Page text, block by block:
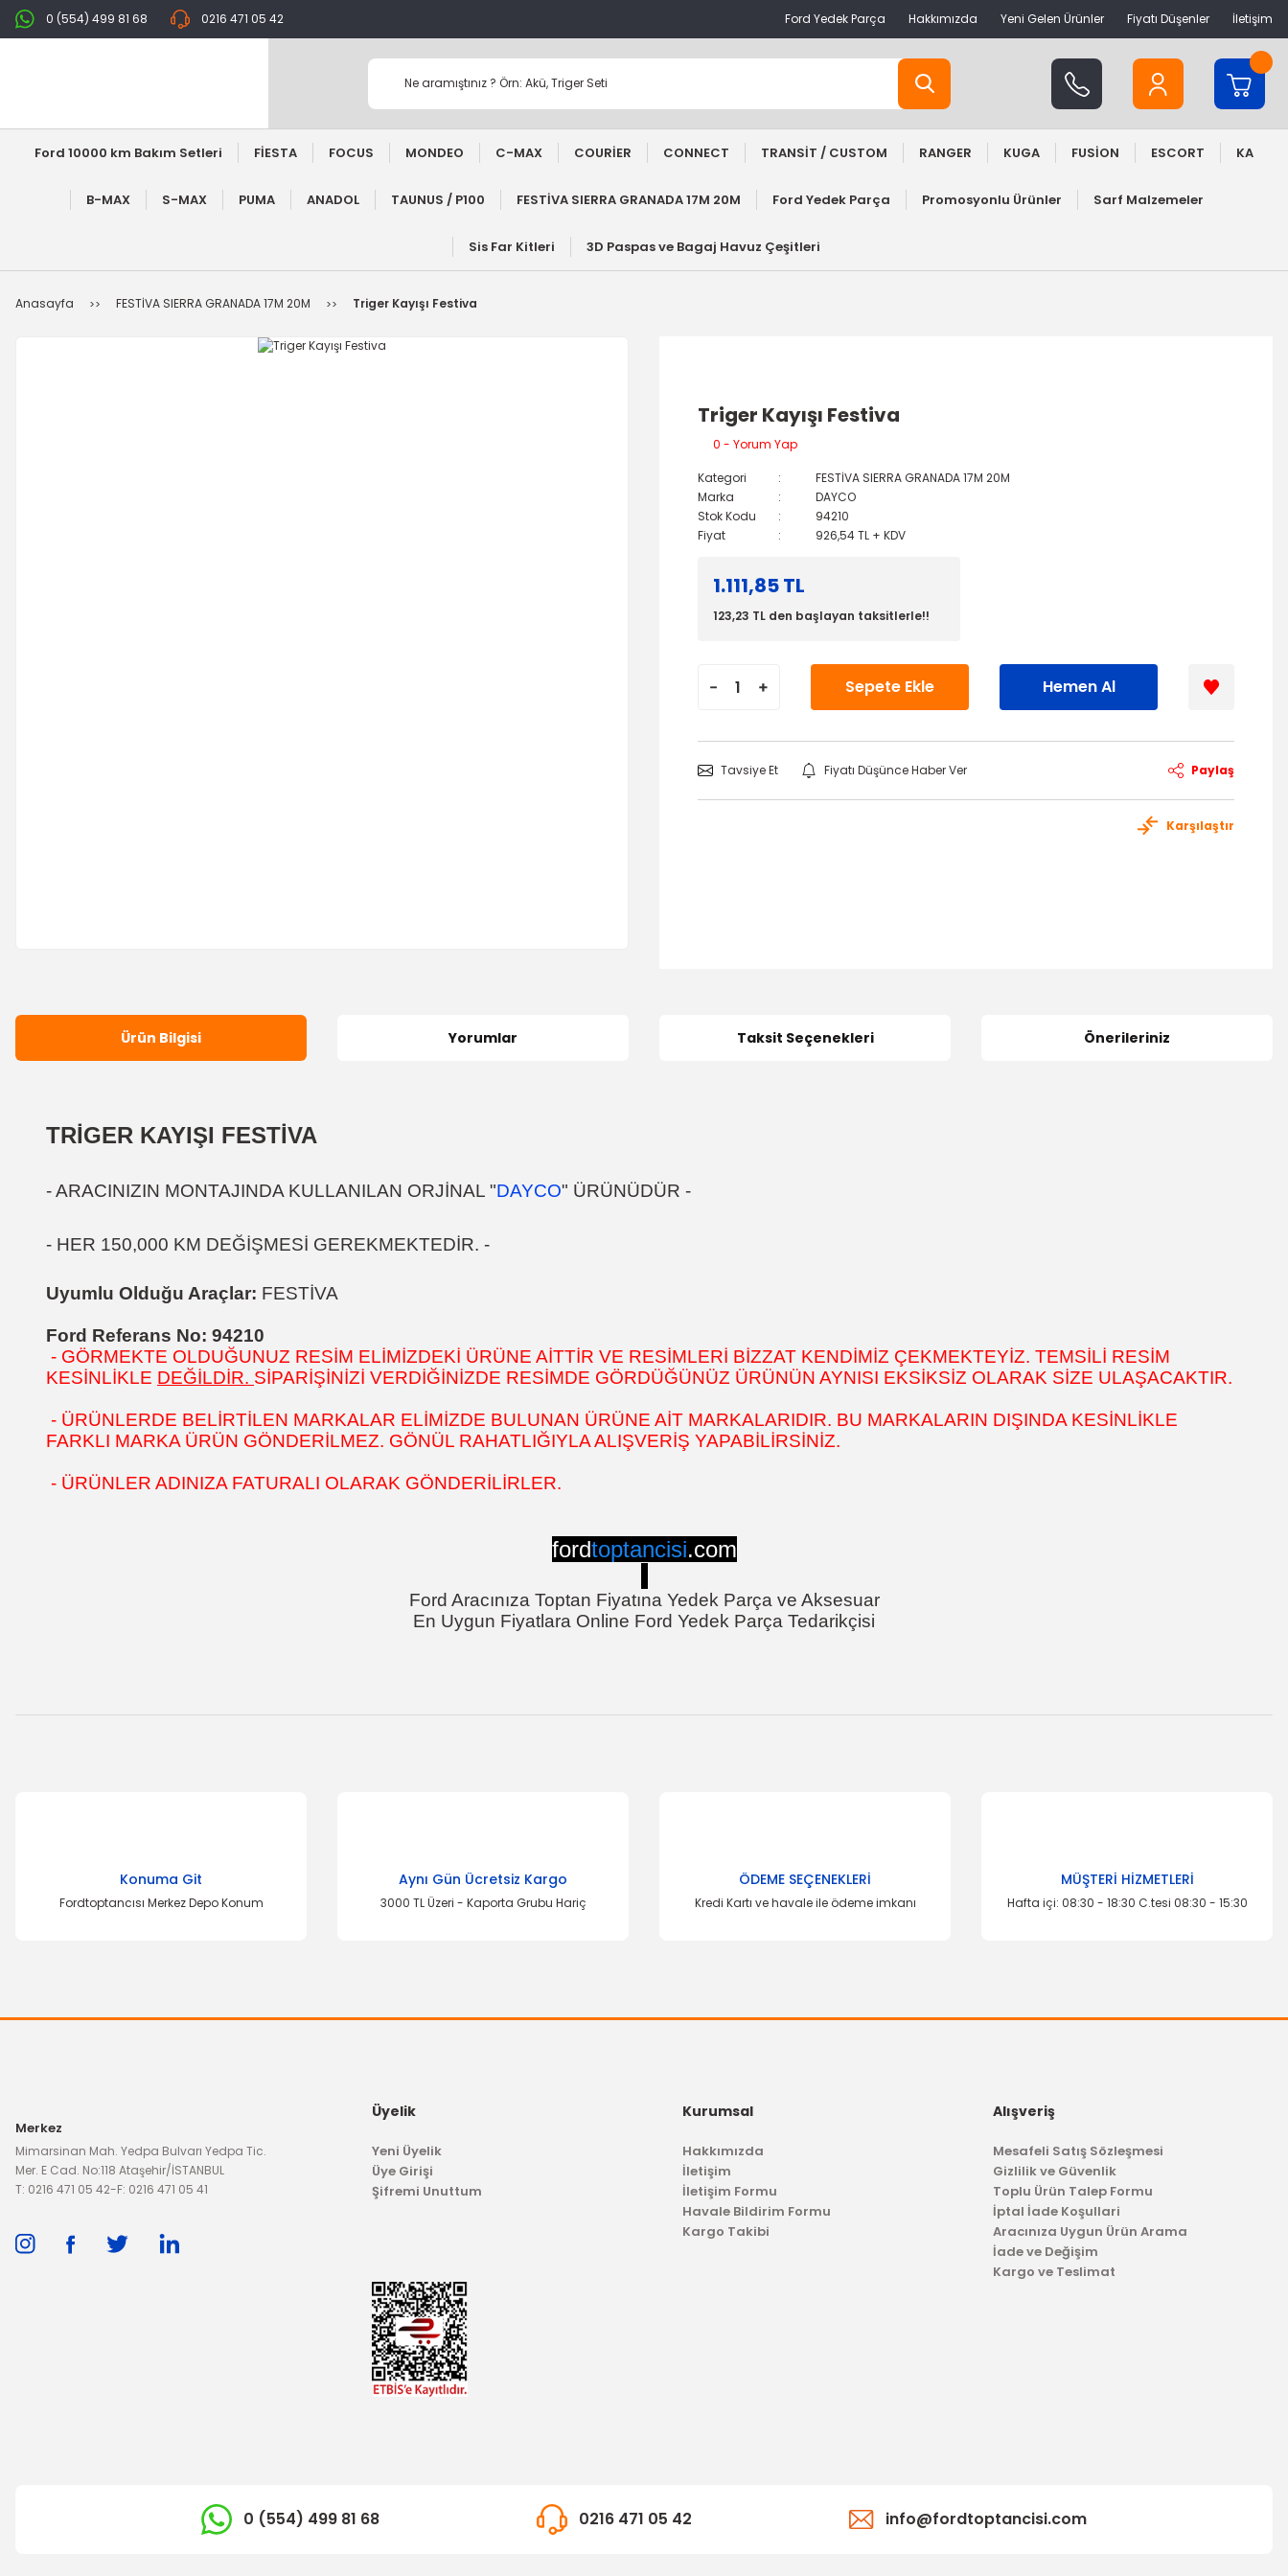
0 (554) 499 81 68 0216 471 05 42 Ford Yedek Parça Hakkımızda Yeni Gelen Ürünler Fiyatı Düşenler İletişim
Ford 10000 km Bakım Setleri FİESTA FOCUS MONDEO C-MAX COURİER CONNECT TRANSİT / CUSTOM RANGER KUGA FUSİON ESCORT KA
B-MAX S-MAX PUMA ANADOL TAUNUS / P100 FESTİVA SIERRA GRANADA 17M 20M Ford Yedek Parça Promosyonlu Ürünler Sarf Malzemeler
Sis Far Kitleri 3D Paspas ve Bagaj Havuz Çeşitleri
Anasayfa FESTİVA SIERRA GRANADA 17M 20M Triger Kayışı Festiva
Triger Kayışı Festiva
0 - Yorum Yap
Kategori
FESTİVA SIERRA GRANADA 17M 20M
Marka
DAYCO
Stok Kodu
94210
Fiyat
926,54 TL + KDV
1.111,85 TL
123,23 TL den başlayan taksitlerle!!
Sepete Ekle Hemen Al
Tavsiye Et Fiyatı Düşünce Haber Ver Paylaş
Karşılaştır
Ürün Bilgisi Yorumlar Taksit Seçenekleri Önerileriniz
TRİGER KAYIŞI FESTİVA
- ARACINIZIN MONTAJINDA KULLANILAN ORJİNAL "DAYCO" ÜRÜNÜDÜR -
- HER 150,000 KM DEĞİŞMESİ GEREKMEKTEDİR. -
Uyumlu Olduğu Araçlar: FESTİVA
Ford Referans No: 94210
- GÖRMEKTE OLDUĞUNUZ RESİM ELİMİZDEKİ ÜRÜNE AİTTİR VE RESİMLERİ BİZZAT KENDİMİZ ÇEKMEKTEYİZ. TEMSİLİ RESİM
KESİNLİKLE DEĞİLDİR. SİPARİŞİNİZİ VERDİĞİNİZDE RESİMDE GÖRDÜĞÜNÜZ ÜRÜNÜN AYNISI EKSİKSİZ OLARAK SİZE ULAŞACAKTIR.
- ÜRÜNLERDE BELİRTİLEN MARKALAR ELİMİZDE BULUNAN ÜRÜNE AİT MARKALARIDIR. BU MARKALARIN DIŞINDA KESİNLİKLE
FARKLI MARKA ÜRÜN GÖNDERİLMEZ. GÖNÜL RAHATLIĞIYLA ALIŞVERİŞ YAPABİLİRSİNİZ.
- ÜRÜNLER ADINIZA FATURALI OLARAK GÖNDERİLİRLER.
fordtoptancisi.com
Ford Aracınıza Toptan Fiyatına Yedek Parça ve Aksesuar
En Uygun Fiyatlara Online Ford Yedek Parça Tedarikçisi
Ürün açıklamasında eksik bilgiler bulunuyor.
Konuma Git
Fordtoptancısı Merkez Depo Konum
Aynı Gün Ücretsiz Kargo
3000 TL Üzeri - Kaporta Grubu Hariç
ÖDEME SEÇENEKLERİ
Kredi Kartı ve havale ile ödeme imkanı
MÜŞTERİ HİZMETLERİ
Hafta içi: 08:30 - 18:30 C.tesi 08:30 - 15:30
Merkez
Mimarsinan Mah. Yedpa Bulvarı Yedpa Tic.
Mer. E Cad. No:118 Ataşehir/İSTANBUL
T: 0216 471 05 42-F: 0216 471 05 41
Üyelik
Yeni Üyelik
Üye Girişi
Şifremi Unuttum
Kurumsal
Hakkımızda
İletişim
İletişim Formu
Havale Bildirim Formu
Kargo Takibi
Alışveriş
Mesafeli Satış Sözleşmesi
Gizlilik ve Güvenlik
Toplu Ürün Talep Formu
İptal İade Koşullari
Aracınıza Uygun Ürün Arama
İade ve Değişim
Kargo ve Teslimat
0 (554) 499 81 68 0216 471 05 42 info@fordtoptancisi.com